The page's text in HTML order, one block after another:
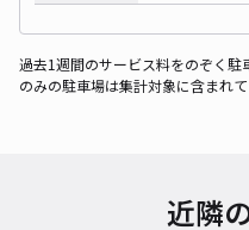
過去1週間のサービス料をのぞく駐
のみの駐車場は集計対象に含まれて
近隣